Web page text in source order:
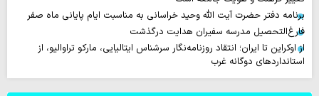
برنامه دفتر حضرت آیت الله وحید خراسانی به مناسبت ایام پایانی ماه صفر
فارغ‌التحصیل مدرسه سفیران هدایت درگذشت
از اوکراین تا ایران؛ انتقاد روزنامه‌نگار سرشناس ایتالیایی، مارکو تراوالیو، از
استانداردهای دوگانه غرب